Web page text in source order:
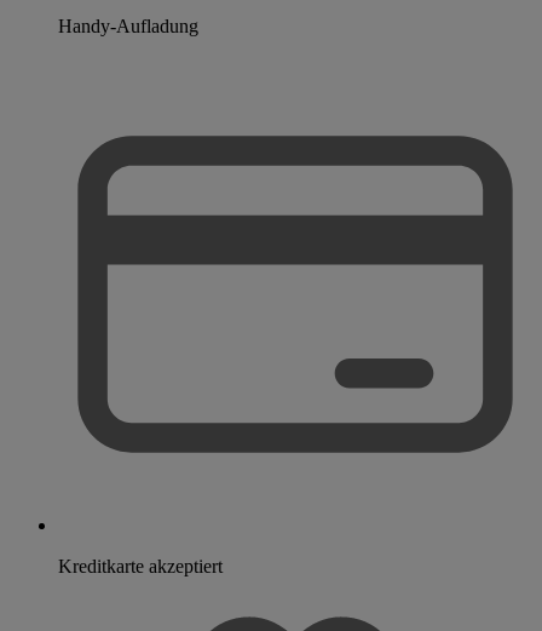
Handy-Aufladung
Kreditkarte akzeptiert